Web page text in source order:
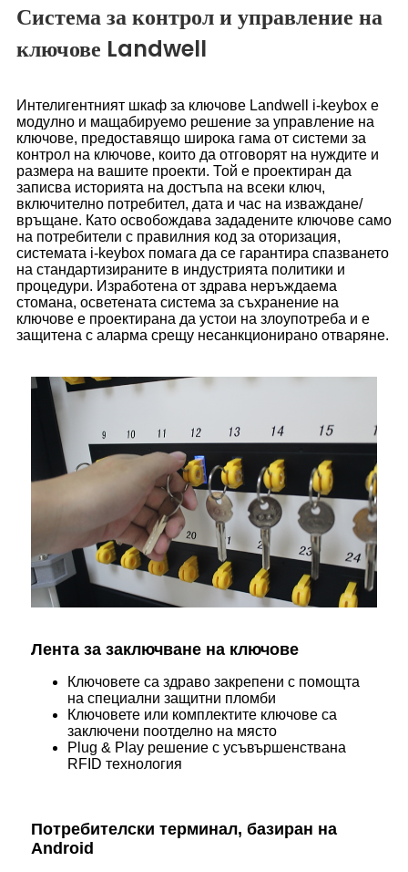
Система за контрол и управление на
ключове Landwell
Интелигентният шкаф за ключове Landwell i-keybox е
модулно и мащабируемо решение за управление на
ключове, предоставящо широка гама от системи за
контрол на ключове, които да отговорят на нуждите и
размера на вашите проекти. Той е проектиран да
записва историята на достъпа на всеки ключ,
включително потребител, дата и час на изваждане/
връщане. Като освобождава зададените ключове само
на потребители с правилния код за оторизация,
системата i-keybox помага да се гарантира спазването
на стандартизираните в индустрията политики и
процедури. Изработена от здрава неръждаема
стомана, осветената система за съхранение на
ключове е проектирана да устои на злоупотреба и е
защитена с аларма срещу несанкционирано отваряне.
Лента за заключване на ключове
Ключовете са здраво закрепени с помощта
на специални защитни пломби
Ключовете или комплектите ключове са
заключени поотделно на място
Plug & Play решение с усъвършенствана
RFID технология
Потребителски терминал, базиран на
Android